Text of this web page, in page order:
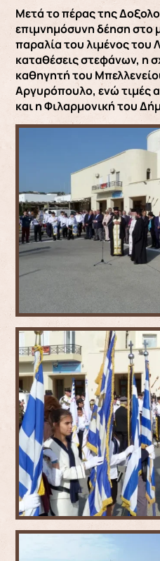
Μετά το πέρας της
επιμνημόσυνη δέηση στο
παραλία του λιμένος του
καταθέσεις στεφάνων, η
καθηγητή του
Αργυρόπουλο, ενώ τιμές
και η Φιλαρμονική του